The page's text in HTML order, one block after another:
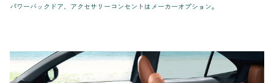
パワーバックドア、アクセサリーコンセントはメーカーオプション。